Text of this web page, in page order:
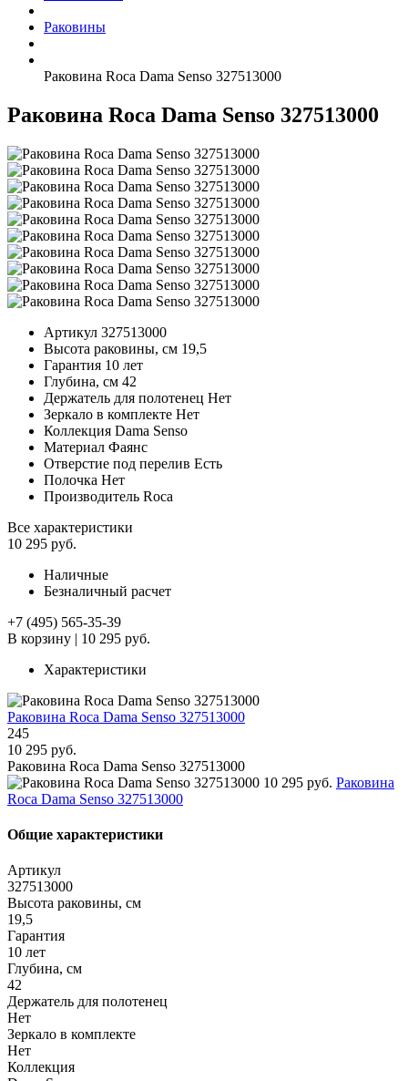
Раковины
Раковина Roca Dama Senso 327513000
Раковина Roca Dama Senso 327513000
Артикул 327513000
Высота раковины, см 19,5
Гарантия 10 лет
Глубина, см 42
Держатель для полотенец Нет
Зеркало в комплекте Нет
Коллекция Dama Senso
Материал Фаянс
Отверстие под перелив Есть
Полочка Нет
Производитель Roca
Все характеристики
10 295 руб.
Наличные
Безналичный расчет
+7 (495) 565-35-39
В корзину | 10 295 руб.
Характеристики
Раковина Roca Dama Senso 327513000
245
10 295 руб.
Раковина Roca Dama Senso 327513000
10 295 руб. Раковина
Roca Dama Senso 327513000
Общие характеристики
Артикул
327513000
Высота раковины, см
19,5
Гарантия
10 лет
Глубина, см
42
Держатель для полотенец
Нет
Зеркало в комплекте
Нет
Коллекция